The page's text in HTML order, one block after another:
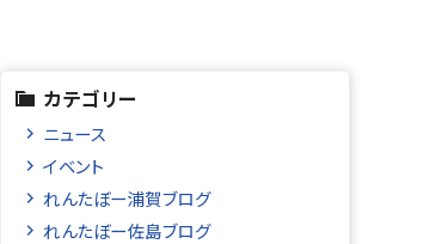
カテゴリー
ニュース
イベント
れんたぼー浦賀ブログ
れんたぼー佐島ブログ